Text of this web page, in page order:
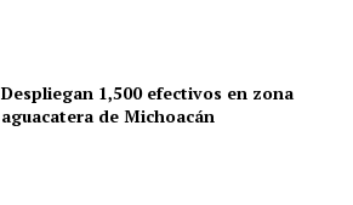
Despliegan 1,500 efectivos en zona
aguacatera de Michoacán